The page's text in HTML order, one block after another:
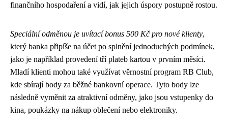
finančního hospodaření a vidí, jak jejich úspory postupně rostou.
Speciální odměnou je uvítací bonus 500 Kč pro nové klienty,
který banka připíše na účet po splnění jednoduchých podmínek,
jako je například provedení tří plateb kartou v prvním měsíci.
Mladí klienti mohou také využívat věrnostní program RB Club,
kde sbírají body za běžné bankovní operace. Tyto body lze
následně vyměnit za atraktivní odměny, jako jsou vstupenky do
kina, poukázky na nákup oblečení nebo elektroniky.